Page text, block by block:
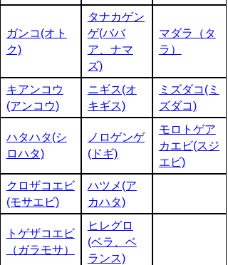
ガンコ(オト
ク)
タナカゲン
ゲ(ババ
ア、ナマ
ズ)
マダラ（タ
ラ）
キアンコウ
(アンコウ)
ニギス(オ
キギス)
ミズダコ(ミ
ズダコ)
ハタハタ(シ
ロハタ)
ノロゲンゲ
(ドギ)
モロトゲア
カエビ(スジ
エビ)
クロザコエビ
(モサエビ)
ハツメ(ア
カハタ)
トゲザコエビ
（ガラモサ）
ヒレグロ
(ベラ、ベ
ランス)